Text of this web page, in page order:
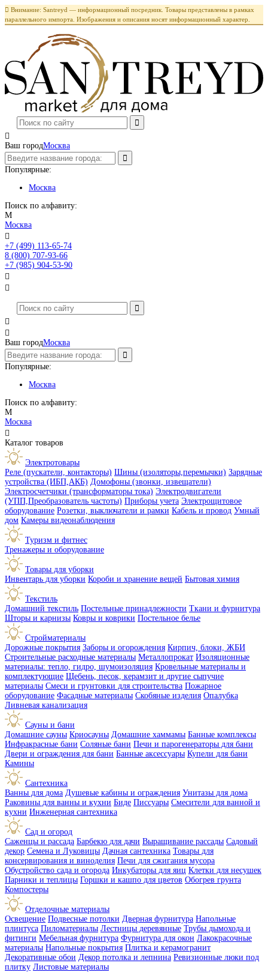
 Внимание: Santreyd — информационный посредник. Товары представлены в рамках
параллельного импорта. Изображения и описания носят информационный характер.

Ваш городМосква
Популярные:
Москва
Поиск по алфавиту:
М
Москва

+7 (499) 113-65-74
8 (800) 707-93-66
+7 (985) 904-53-90




Ваш городМосква
Популярные:
Москва
Поиск по алфавиту:
М
Москва

Каталог товаров
Электротовары
Реле (пускатели, контакторы) Шины (изоляторы,перемычки) Зарядные
устройства (ИБП,АКБ) Домофоны (звонки, извещатели)
Электросчетчики (трансформаторы тока) Электродвигатели
(УПП,Преобразователь частоты) Приборы учета Электрощитовое
оборудование Розетки, выключатели и рамки Кабель и провод Умный
дом Камеры видеонаблюдения
Туризм и фитнес
Тренажеры и оборудование
Товары для уборки
Инвентарь для уборки Короби и хранение вещей Бытовая химия
Текстиль
Домашний текстиль Постельные принадлежности Ткани и фурнитура
Шторы и карнизы Ковры и коврики Постельное белье
Стройматериалы
Дорожные покрытия Заборы и огорождения Кирпич, блоки, ЖБИ
Строительные расходные материалы Металлопрокат Изоляционные
материалы: тепло, гидро, шумоизоляция Кровельные материалы и
комплектующие Щебень, песок, керамзит и другие сыпучие
материалы Смеси и грунтовки для строительства Пожарное
оборудование Фасадные материалы Скобяные изделия Опалубка
Ливневая канализация
Сауны и бани
Домашние сауны Криосауны Домашние хаммамы Банные комплексы
Инфракрасные бани Соляные бани Печи и парогенераторы для бани
Двери и ограждения для бани Банные аксессуары Купели для бани
Камины
Сантехника
Ванны для дома Душевые кабины и ограждения Унитазы для дома
Раковины для ванны и кухни Биде Писсуары Смесители для ванной и
кухни Инженерная сантехника
Сад и огород
Саженцы и рассада Барбекю для дачи Выращивание рассады Садовый
декор Семена и Луковицы Дачная сантехника Товары для
консервирования и виноделия Печи для сжигания мусора
Обустройство сада и огорода Инкубаторы для яиц Клетки для несушек
Парники и теплицы Горшки и кашпо для цветов Обогрев грунта
Компостеры
Отделочные материалы
Освещение Подвесные потолки Дверная фурнитура Напольные
плинтуса Пиломатериалы Лестницы деревянные Трубы дымохода и
фитинги Мебельная фурнитура Фурнитура для окон Лакокрасочные
материалы Напольные покрытия Плитка и керамогранит
Декоративные обои Декор потолка и лепнина Ревизионные люки под
плитку Листовые материалы